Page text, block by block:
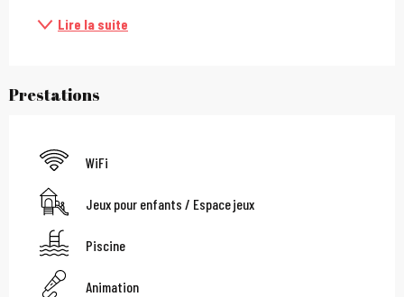
Lire la suite
Prestations
WiFi
Jeux pour enfants / Espace jeux
Piscine
Animation